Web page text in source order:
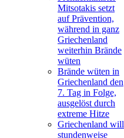
Mitsotakis setzt
auf Prävention,
während in ganz
Griechenland
weiterhin Brände
wüten
Brände wüten in
Griechenland den
7. Tag in Folge,
ausgelöst durch
extreme Hitze
Griechenland will
stundenweise